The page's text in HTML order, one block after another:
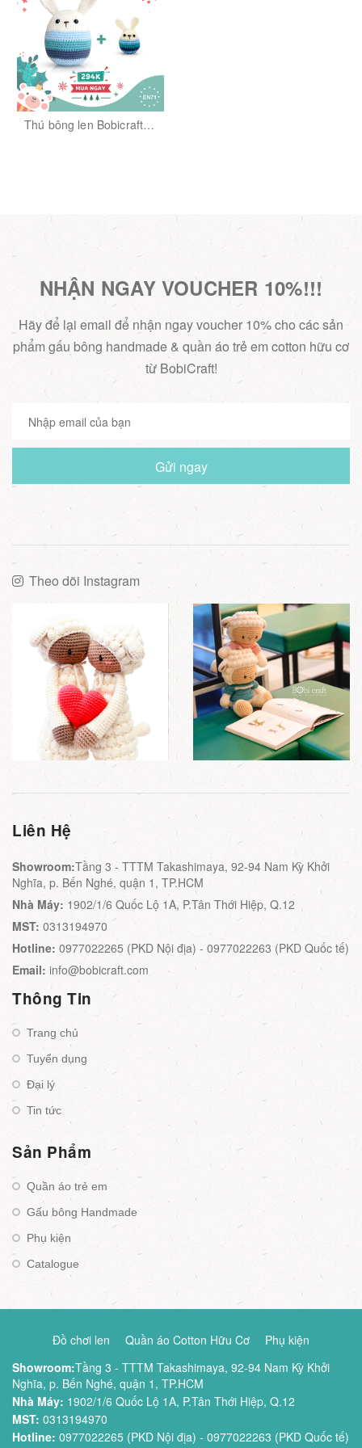
Thú bông len Bobicraft -
NHẬN NGAY VOUCHER 10%!!!
Hãy để lại email để nhận ngay voucher 10% cho các sản
phẩm gấu bông handmade & quần áo trẻ em cotton hữu cơ
từ BobiCraft!
Gửi ngay
Theo dõi Instagram
Liên Hệ
Showroom:Tầng 3 - TTTM Takashimaya, 92-94 Nam Kỳ Khởi
Nghĩa, p. Bến Nghé, quận 1, TP.HCM
Nhà Máy: 1902/1/6 Quốc Lộ 1A, P.Tân Thới Hiệp, Q.12
MST: 0313194970
Hotline: 0977022265 (PKD Nội địa) - 0977022263 (PKD Quốc tế)
Email: info@bobicraft.com
Thông Tin
Trang chủ
Tuyển dụng
Đại lý
Tin tức
Sản Phẩm
Quần áo trẻ em
Gấu bông Handmade
Phụ kiện
Catalogue
Đồ chơi len Quần áo Cotton Hữu Cơ
Phụ kiện
Showroom:Tầng 3 - TTTM Takashimaya, 92-94 Nam Kỳ Khởi
Nghĩa, p. Bến Nghé, quận 1, TP.HCM
Nhà Máy: 1902/1/6 Quốc Lộ 1A, P.Tân Thới Hiệp, Q.12
MST: 0313194970
Hotline: 0977022265 (PKD Nội địa) - 0977022263 (PKD Quốc tế)